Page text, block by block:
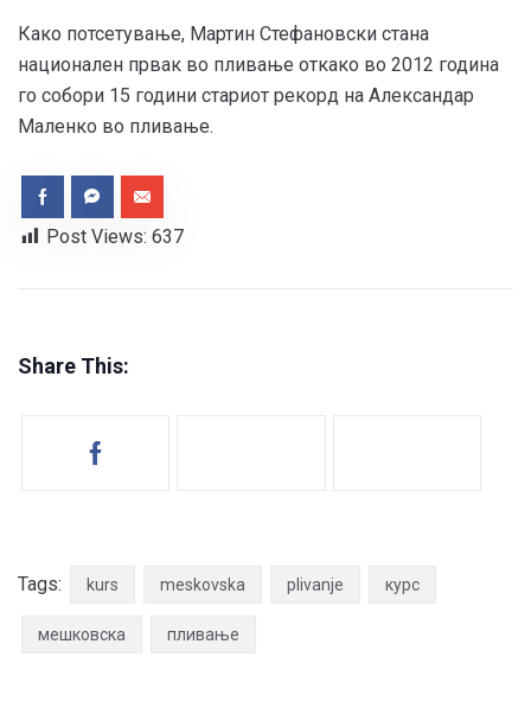
Како потсетување, Мартин Стефановски стана
национален првак во пливање откако во 2012 година
го собори 15 години стариот рекорд на Александар
Маленко во пливање.
Post Views: 637
Share This:
Tags: kurs meskovska plivanje курс
мешковска пливање